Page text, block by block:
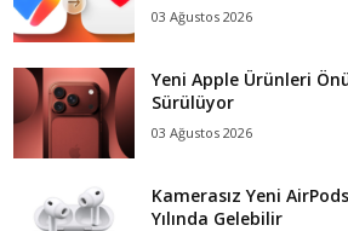
03 Ağustos 2026
Yeni Apple Ürünleri
Sürülüyor
03 Ağustos 2026
Kamerasız Yeni
Yılında Gelebilir